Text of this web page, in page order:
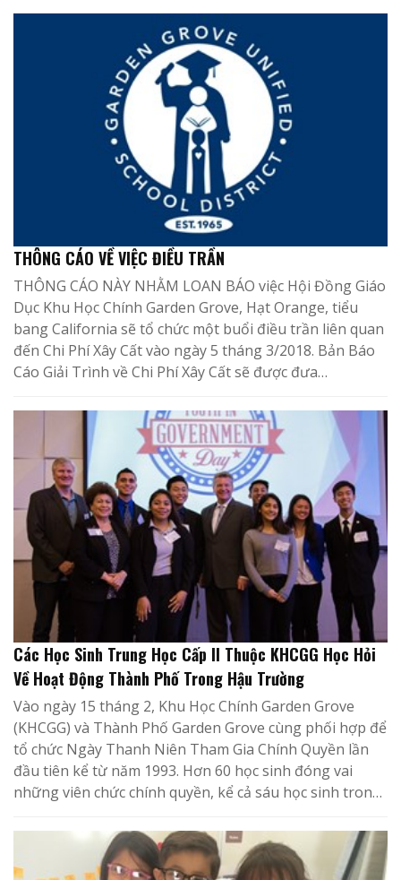
THÔNG CÁO VỀ VIỆC ĐIỀU TRẦN
THÔNG CÁO NÀY NHẰM LOAN BÁO việc Hội Đồng Giáo
Dục Khu Học Chính Garden Grove, Hạt Orange, tiểu
bang California sẽ tổ chức một buổi điều trần liên quan
đến Chi Phí Xây Cất vào ngày 5 tháng 3/2018. Bản Báo
Cáo Giải Trình về Chi Phí Xây Cất sẽ được đưa…
Các Học Sinh Trung Học Cấp II Thuộc KHCGG Học Hỏi
Về Hoạt Động Thành Phố Trong Hậu Trường
Vào ngày 15 tháng 2, Khu Học Chính Garden Grove
(KHCGG) và Thành Phố Garden Grove cùng phối hợp để
tổ chức Ngày Thanh Niên Tham Gia Chính Quyền lần
đầu tiên kể từ năm 1993. Hơn 60 học sinh đóng vai
những viên chức chính quyền, kể cả sáu học sinh tron…